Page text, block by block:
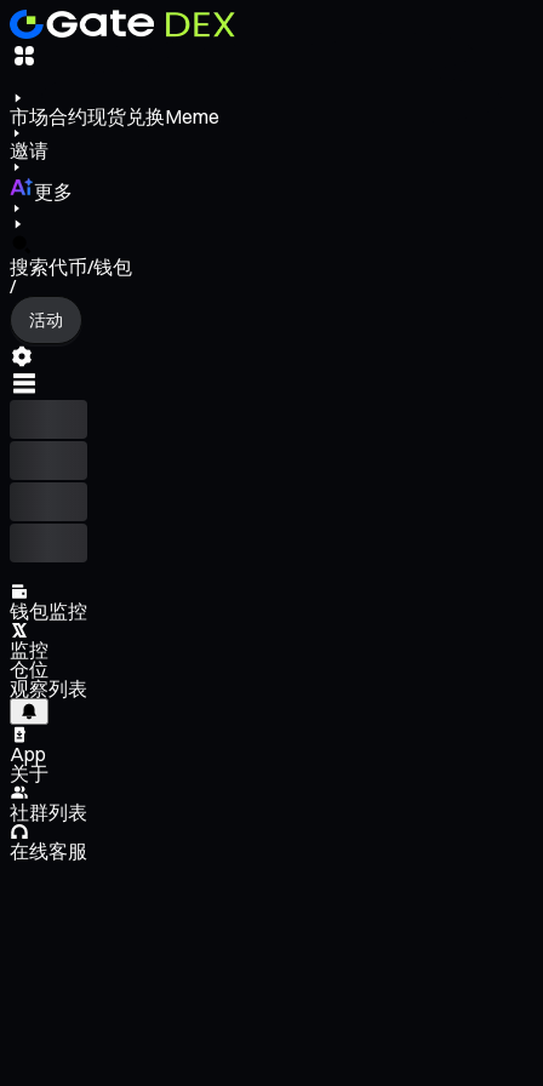
市场合约现货兑换Meme
邀请
更多
搜索代币/钱包
/
活动
钱包监控
监控
仓位
观察列表
App
关于
社群列表
在线客服